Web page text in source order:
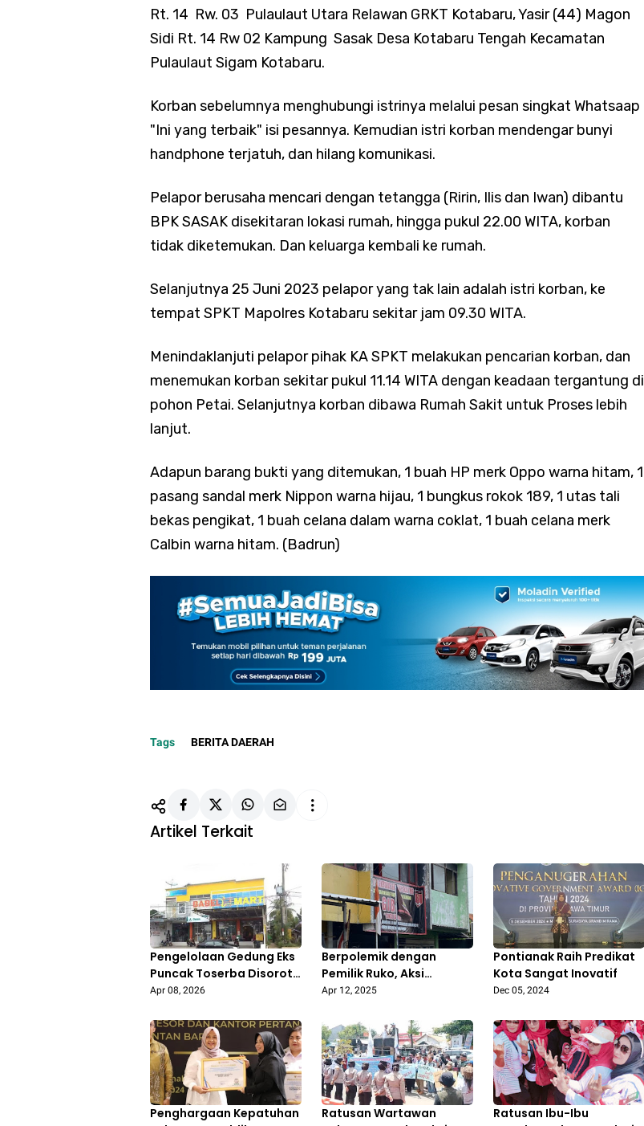
Rt. 14 Rw. 03 Pulaulaut Utara Relawan GRKT Kotabaru, Yasir (44) Magon
Sidi Rt. 14 Rw 02 Kampung Sasak Desa Kotabaru Tengah Kecamatan
Pulaulaut Sigam Kotabaru.
Korban sebelumnya menghubungi istrinya melalui pesan singkat Whatsaap
"Ini yang terbaik" isi pesannya. Kemudian istri korban mendengar bunyi
handphone terjatuh, dan hilang komunikasi.
Pelapor berusaha mencari dengan tetangga (Ririn, Ilis dan Iwan) dibantu
BPK SASAK disekitaran lokasi rumah, hingga pukul 22.00 WITA, korban
tidak diketemukan. Dan keluarga kembali ke rumah.
Selanjutnya 25 Juni 2023 pelapor yang tak lain adalah istri korban, ke
tempat SPKT Mapolres Kotabaru sekitar jam 09.30 WITA.
Menindaklanjuti pelapor pihak KA SPKT melakukan pencarian korban, dan
menemukan korban sekitar pukul 11.14 WITA dengan keadaan tergantung di
pohon Petai. Selanjutnya korban dibawa Rumah Sakit untuk Proses lebih
lanjut.
Adapun barang bukti yang ditemukan, 1 buah HP merk Oppo warna hitam, 1
pasang sandal merk Nippon warna hijau, 1 bungkus rokok 189, 1 utas tali
bekas pengikat, 1 buah celana dalam warna coklat, 1 buah celana merk
Calbin warna hitam. (Badrun)
Tags BERITA DAERAH
Artikel Terkait
Pengelolaan Gedung Eks
Puncak Toserba Disorot,
DPRD Pertanyakan Aspek
Aset Daerah
Apr 08, 2026
Berpolemik dengan
Pemilik Ruko, Aksi
Sekelompok Oknum
Duren Jaya Bekasi Resah
Apr 12, 2025
Pontianak Raih Predikat
Kota Sangat Inovatif
Dec 05, 2024
Penghargaan Kepatuhan
Ratusan Wartawan
Ratusan Ibu-Ibu